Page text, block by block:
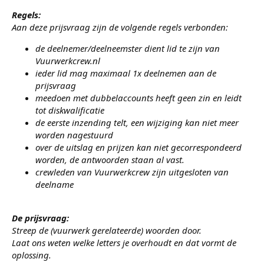
Regels:
Aan deze prijsvraag zijn de volgende regels verbonden:
de deelnemer/deelneemster dient lid te zijn van
Vuurwerkcrew.nl
ieder lid mag maximaal 1x deelnemen aan de
prijsvraag
meedoen met dubbelaccounts heeft geen zin en leidt
tot diskwalificatie
de eerste inzending telt, een wijziging kan niet meer
worden nagestuurd
over de uitslag en prijzen kan niet gecorrespondeerd
worden, de antwoorden staan al vast.
crewleden van Vuurwerkcrew zijn uitgesloten van
deelname
De prijsvraag:
Streep de (vuurwerk gerelateerde) woorden door.
Laat ons weten welke letters je overhoudt en dat vormt de
oplossing.